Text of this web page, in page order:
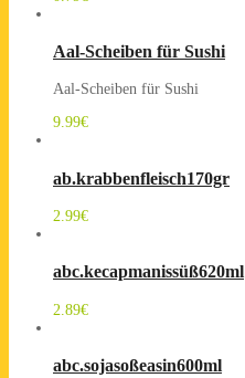
Aal-Scheiben für Sushi
Aal-Scheiben für Sushi
9.99€
ab.krabbenfleisch170gr
2.99€
abc.kecapmanissüß620ml
2.89€
abc.sojasoßeasin600ml